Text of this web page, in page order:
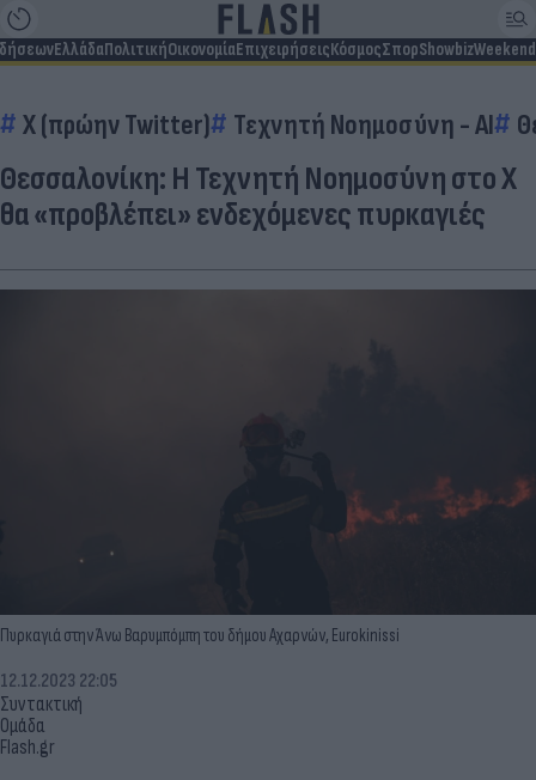
ΕλλάδαΠολιτικήΟικονομίαΕπιχειρήσειςΚόσμοςΣπορShowbizWeekend
X (πρώην Twitter) Τεχνητή Νοημοσύνη - AI
Θεσσαλονίκη: H Τεχνητή Νοημοσύνη στο X
θα «προβλέπει» ενδεχόμενες πυρκαγιές
Πυρκαγιά στην Άνω Βαρυμπόμπη του δήμου Αχαρνών, Eurokinissi
Συντακτική
Ομάδα
Flash.gr
12.12.2023 22:05